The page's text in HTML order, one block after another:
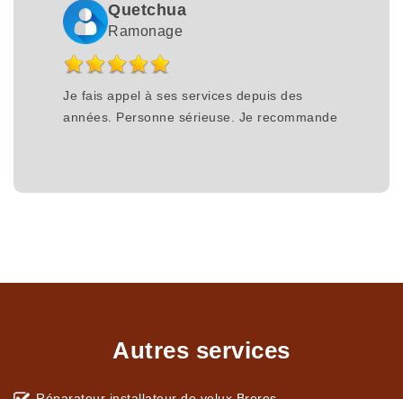
Quetchua
Ramonage
Je fais appel à ses services depuis des
années. Personne sérieuse. Je recommande
Autres services